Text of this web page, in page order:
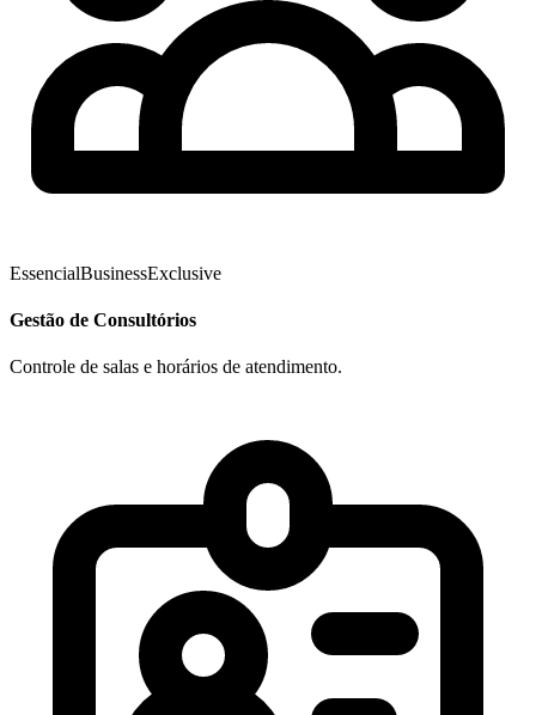
EssencialBusinessExclusive
Gestão de Consultórios
Controle de salas e horários de atendimento.